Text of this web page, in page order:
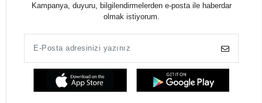
Kampanya, duyuru, bilgilendirmelerden e-posta ile haberdar
olmak istiyorum.